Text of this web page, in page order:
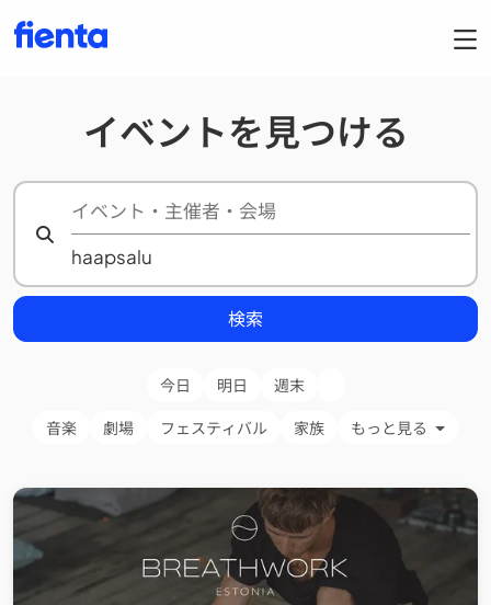
イベントを見つける
検索
今日 明日 週末
音楽 劇場 フェスティバル 家族 もっと見る